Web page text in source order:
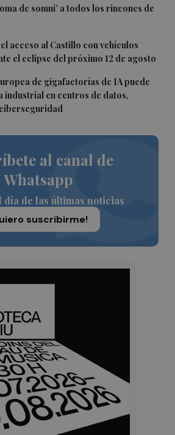
de somni’ a todos los rincones de
acceso al Castillo con vehículos
el eclipse del próximo 12 de agosto
de gigafactorías de IA puede
industrial en centros de datos,
al canal de
Whatsapp
día de las últimas noticias
suscribirme!